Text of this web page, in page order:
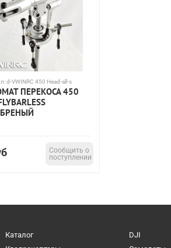
d-VWINRC 450 Head-all-s
ПЕРЕКОСА 450
Сообщить о
поступлении
Каталог DJI